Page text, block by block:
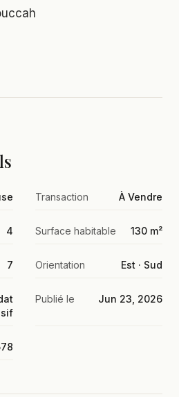
Transaction À Vendre
4 Surface habitable 130 m²
7 Orientation Est · Sud
Publié le Jun 23, 2026